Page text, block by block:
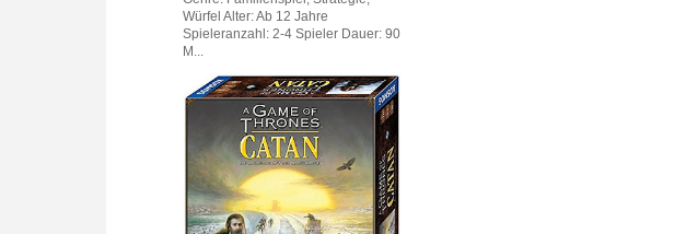
Würfel Alter: Ab 12 Jahre
Spieleranzahl: 2-4 Spieler Dauer: 90
M...